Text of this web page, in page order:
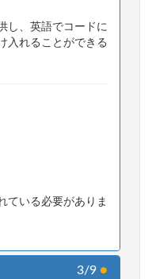
し、英語でコードに
入れることができる
ている必要がありま
3/9 ●